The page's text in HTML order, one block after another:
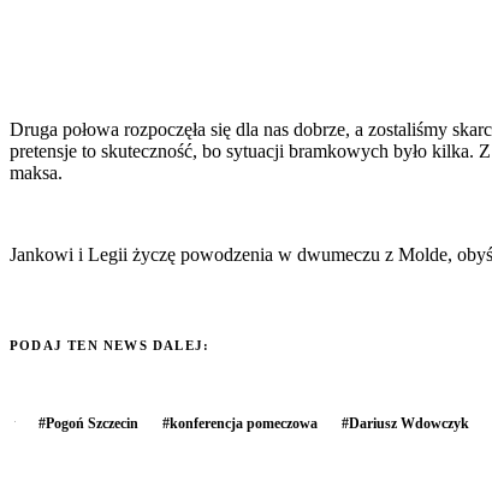
Druga połowa rozpoczęła się dla nas dobrze, a zostaliśmy
pretensje to skuteczność, bo sytuacji bramkowych było kilka.
maksa.
Jankowi i Legii życzę powodzenia w dwumeczu z Molde,
PODAJ TEN NEWS DALEJ:
#Pogoń Szczecin #konferencja pomeczowa #Dariusz Wdowczyk